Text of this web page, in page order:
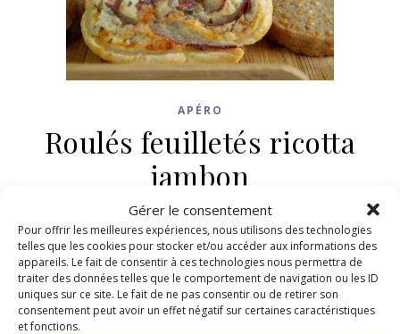
Gérer le consentement
Pour offrir les meilleures expériences, nous utilisons des technologies
telles que les cookies pour stocker et/ou accéder aux informations des
appareils. Le fait de consentir à ces technologies nous permettra de
traiter des données telles que le comportement de navigation ou les ID
uniques sur ce site. Le fait de ne pas consentir ou de retirer son
consentement peut avoir un effet négatif sur certaines caractéristiques
et fonctions.
APÉRO
Roulés feuilletés ricotta
jambon
17 février 2022 / 19 Commentaires
LIRE LA SUITE